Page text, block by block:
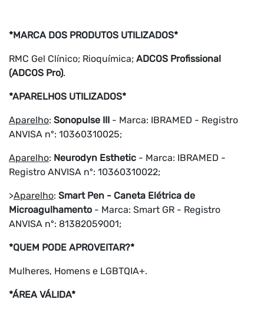
*MARCA DOS PRODUTOS UTILIZADOS*
RMC Gel Clínico; Rioquímica; ADCOS Profissional
(ADCOS Pro).
*APARELHOS UTILIZADOS*
Aparelho: Sonopulse III - Marca: IBRAMED - Registro
ANVISA nº: 10360310025;
Aparelho: Neurodyn Esthetic - Marca: IBRAMED -
Registro ANVISA nº: 10360310022;
>Aparelho: Smart Pen - Caneta Elétrica de
Microagulhamento - Marca: Smart GR - Registro
ANVISA nº: 81382059001;
*QUEM PODE APROVEITAR?*
Mulheres, Homens e LGBTQIA+.
*ÁREA VÁLIDA*